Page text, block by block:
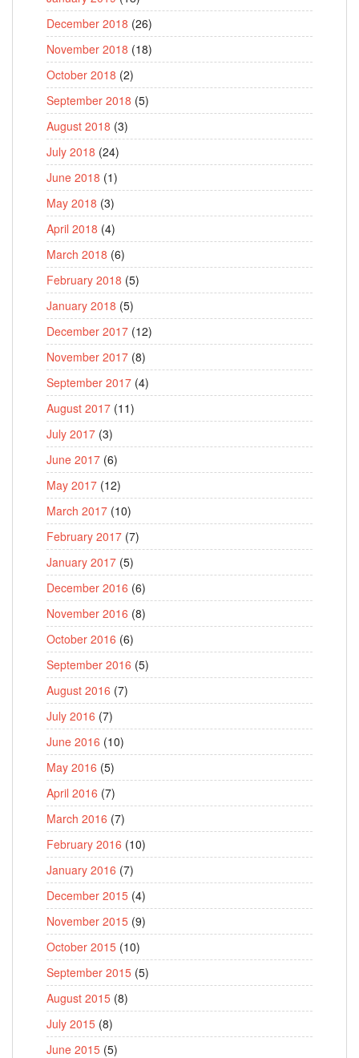
December 2018 (26)
November 2018 (18)
October 2018 (2)
September 2018 (5)
August 2018 (3)
July 2018 (24)
June 2018 (1)
May 2018 (3)
April 2018 (4)
March 2018 (6)
February 2018 (5)
January 2018 (5)
December 2017 (12)
November 2017 (8)
September 2017 (4)
August 2017 (11)
July 2017 (3)
June 2017 (6)
May 2017 (12)
March 2017 (10)
February 2017 (7)
January 2017 (5)
December 2016 (6)
November 2016 (8)
October 2016 (6)
September 2016 (5)
August 2016 (7)
July 2016 (7)
June 2016 (10)
May 2016 (5)
April 2016 (7)
March 2016 (7)
February 2016 (10)
January 2016 (7)
December 2015 (4)
November 2015 (9)
October 2015 (10)
September 2015 (5)
August 2015 (8)
July 2015 (8)
June 2015 (5)